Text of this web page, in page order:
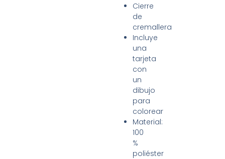
Cierre
de
cremallera
Incluye
una
tarjeta
con
un
dibujo
para
colorear
Material:
100
%
poliéster